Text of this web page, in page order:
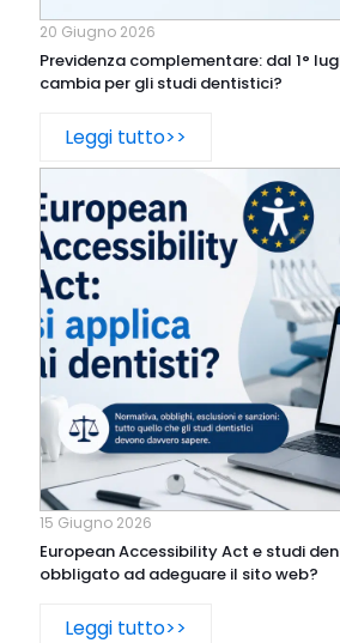
20 Giugno 2026
Previdenza complementare: dal 1°
cambia per gli studi dentistici?
Leggi tutto>>
15 Giugno 2026
European Accessibility Act e studi
obbligato ad adeguare il sito web?
Leggi tutto>>